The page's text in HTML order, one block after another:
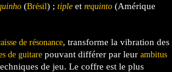
(Brésil) ; tipleet requinto(Amérique
de résonance, transforme la vibration des
de guitarepouvant différer par leur ambitus
de jeu. Le coffre est le plus